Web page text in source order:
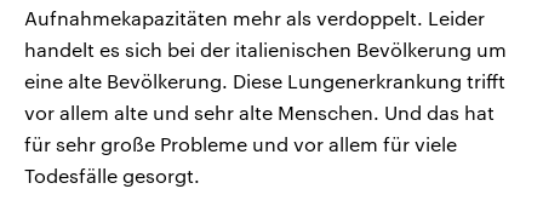
Aufnahmekapazitäten mehr als verdoppelt. Leider
handelt es sich bei der italienischen Bevölkerung um
eine alte Bevölkerung. Diese Lungenerkrankung trifft
vor allem alte und sehr alte Menschen. Und das hat
für sehr große Probleme und vor allem für viele
Todesfälle gesorgt.